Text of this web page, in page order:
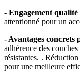
- Engagement
attentionné pour un
- Avantages concrets
adhérence des
résistantes. .
pour une meilleure